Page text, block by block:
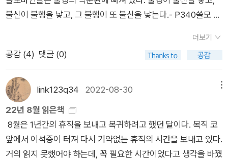
나라들 가운데 60위 안에 드는 나라는 네덜란드(5위), 아이슬란
이며 부탄, 몰도바, 인도, 카타르 등은 60위 안에 들지 못했다는
것입니다.특히 작가가 몰도바를 여행한 이유는 행복한 곳을 돋보
이게 해줄 정도로 불행한 나라였기 때문이라고 했습니다. 결국 몰
도바는 행복의 지도에 포함되지 않았어야 하는 것 아닌가 싶습니
다. 행복을 찾아 여행하기 위하여 WDH를 참조했다고 하면서 여
행지에서는 상위에 있는 나라들이 대부분 선택되지 않은 것을 보
면 행복에 대한 작가의 주관이 객관적이지 못한 것 아닌가 싶습니
다. 방문국에서 만난 사람들에게 ‘당신은 행복하십니까?’라고 묻
없겠지만, 좀 더 다정한 사람이 되자. 에릭 와이너의 신간이 나
왔다. <프랭클린 익스프레스>이다. 안 그래도 프랭클린의 자서
전을 읽고 싶었는데 마침 잘 됐다. 에릭 와이너는 믿고 볼 수 있
다. <행복의 지도>의 주제가 행복이라면 <프랭클린 익스프레스
>의 주제는 인생이다.
불신이 불행을 낳고, 그 불행이 또 불신을 낳는다.- P340쓸모 있
지만, 분명히 행복에 기여하는 요인이다. 시카고 대학의 학자들이
최근 다양한 직업을 지닌 5만 명가량의 사람들을 대상으로 설문
닌 사람들(변호사, 의사, 은행가)의 행복 점수가 낮았다. 그럼 행
복도가 가장 높은 사람은 누구였냐고? 성직자, 물리치료사, 간호
사, 소방관이었다. 다시 말해서 남을 돕는 일을 하는 사람들이었
다. 이기적인 이타주의를 실천하는 사람들.- P341몰도바인들은
산 자보다 죽은 자에게 더 친절한 것 같다.- P341
더보기
공감 (4) 댓글 (0)
link123q34 2022-08-30
22년 8월 읽은책
8월은 1년간의 휴직을 보내고 복귀하려고 했던 달이다. 복직 코
앞에서 이석증이 터져 다시 기약없는 휴직의 시간을 보내고 있다.
거의 읽지 못했어야 하는데, 꼭 필요한 시간이었다고 생각을 바꿨